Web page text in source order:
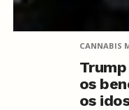
CANNABIS
os
os